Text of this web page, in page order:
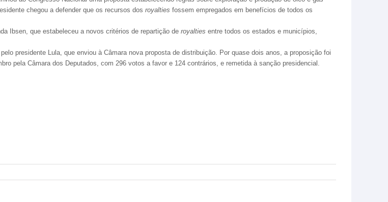
chegou a defender que os recursos dos royalties fossem empregados em benefícios de todos os
Ibsen, que estabeleceu a novos critérios de repartição de royalties entre todos os estados e municípios,
presidente Lula, que enviou à Câmara nova proposta de distribuição. Por quase dois anos, a proposição foi
pela Câmara dos Deputados, com 296 votos a favor e 124 contrários, e remetida à sanção presidencial.